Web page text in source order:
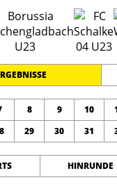
8 9 10
29 30 31
HINRUNDE